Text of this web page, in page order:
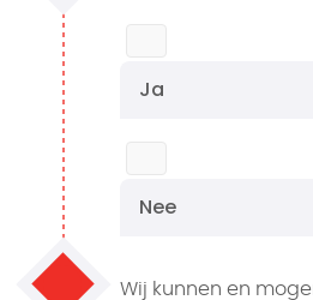
Ja
Nee
Wij kunnen en